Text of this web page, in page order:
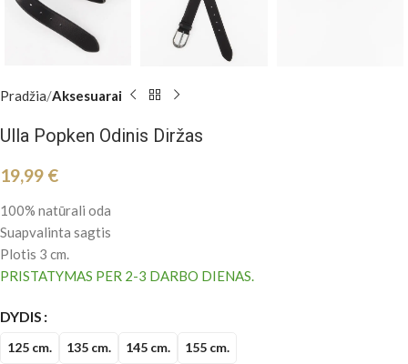
Pradžia Aksesuarai
Ulla Popken Odinis Diržas
19,99 €
100% natūrali oda
Suapvalinta sagtis
Plotis 3 cm.
PRISTATYMAS PER 2-3 DARBO DIENAS.
DYDIS
125 cm. 135 cm. 145 cm. 155 cm.